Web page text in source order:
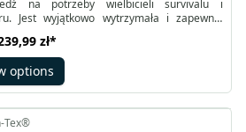
na potrzeby wielbicieli survivalu i
Jest wyjątkowo wytrzymała i zapewnia
z tkaniny DuraCanvas® i wzmocniona w
punktach dodatkowymi wstawkami.
swobody ruchu w koszuli umieszczono
VersaStretch.
zł*
options
Tex®